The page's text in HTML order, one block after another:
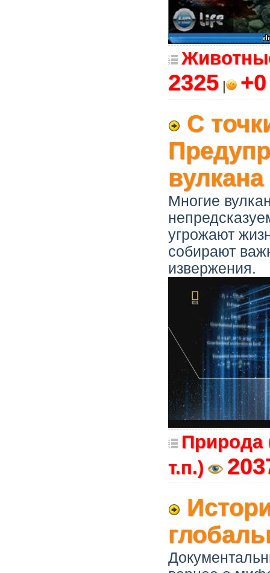
2325|
С
Многие
угрожают
собирают
извержения.
Природа
т.п.)